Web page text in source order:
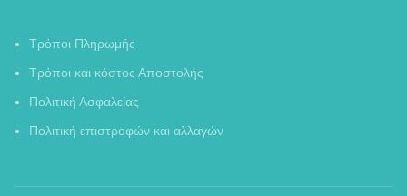
Τρόποι Πληρωμής
Τρόποι και κόστος Αποστολής
Πολιτική Ασφαλείας
Πολιτική επιστροφών και αλλαγών